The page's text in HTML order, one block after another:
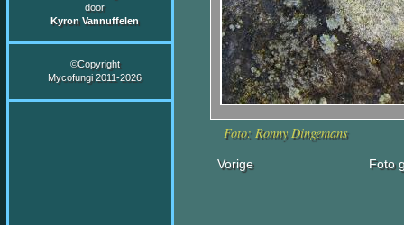
door
Kyron Vannuffelen
©Copyright
Mycofungi 2011-2026
Foto: Ronny Dingemans
Vorige Foto